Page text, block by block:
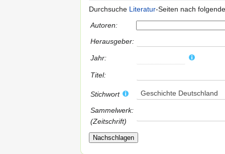
Durchsuche Literatur-Seiten nach
Autoren:
Herausgeber:
Jahr:
Titel:
Stichwort Geschichte Deutschland
Sammelwerk:
(Zeitschrift)